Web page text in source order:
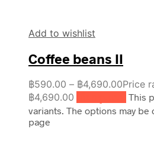
Add to wishlist
Coffee beans II
฿590.00 – ฿4,690.00Price
฿4,690.00
This
variants. The options may
page